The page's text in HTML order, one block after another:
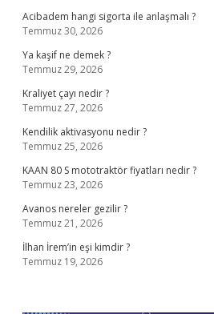
Acibadem hangi sigorta ile anlaşmalı ?
Temmuz 30, 2026
Ya kaşif ne demek ?
Temmuz 29, 2026
Kraliyet çayı nedir ?
Temmuz 27, 2026
Kendilik aktivasyonu nedir ?
Temmuz 25, 2026
KAAN 80 S mototraktör fiyatları nedir ?
Temmuz 23, 2026
Avanos nereler gezilir ?
Temmuz 21, 2026
İlhan İrem’in eşi kimdir ?
Temmuz 19, 2026